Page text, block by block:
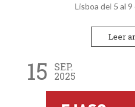
Lisboa del 5 al
Leer
15 SEP.
2025